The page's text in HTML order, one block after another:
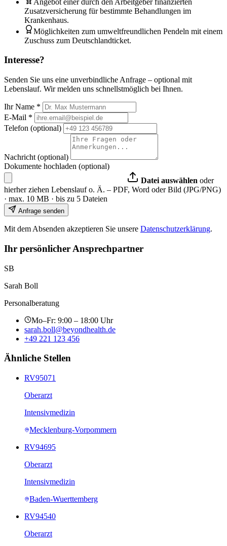
Zusatzversicherung für bestimmte Behandlungen im
Krankenhaus.
Möglichkeiten zum umweltfreundlichen Pendeln mit einem
Zuschuss zum Deutschlandticket.
Interesse?
Senden Sie uns eine unverbindliche Anfrage – optional mit
Lebenslauf. Wir melden uns schnellstmöglich bei Ihnen.
Ihr Name *
E-Mail *
Telefon (optional)
Nachricht (optional)
Dokumente hochladen (optional)
Datei auswählen oder
hierher ziehen Lebenslauf o. Ä. – PDF, Word oder Bild (JPG/PNG)
· max. 10 MB · bis zu 5 Dateien
Anfrage senden
Mit dem Absenden akzeptieren Sie unsere Datenschutzerklärung.
Ihr persönlicher Ansprechpartner
SB
Sarah Boll
Personalberatung
Mo–Fr: 9:00 – 18:00 Uhr
sarah.boll@beyondhealth.de
+49 221 123 456
Ähnliche Stellen
RV95071
Oberarzt
Intensivmedizin
Mecklenburg-Vorpommern
RV94695
Oberarzt
Intensivmedizin
Baden-Wuerttemberg
RV94540
Oberarzt